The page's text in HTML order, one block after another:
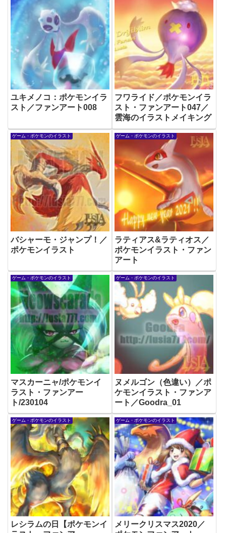
ユキメノコ：ポケモンイラ
スト／ファンアート008
フワライド／ポケモンイラ
スト・ファンアート047／
雲海のイラストメイキング
ゲーム・ポケモンのイラスト
バシャーモ・ジャンプ！／
ポケモンイラスト
ゲーム・ポケモンのイラスト
ラティアス&ラティオス／
ポケモンイラスト・ファン
アート
ゲーム・ポケモンのイラスト
マスカーニャ/ポケモンイ
ラスト・ファンアー
ト/230104
ゲーム・ポケモンのイラスト
ヌメルゴン（色違い）／ポ
ケモンイラスト・ファンア
ート／Goodra_01
ゲーム・ポケモンのイラスト
レシラムの日【ポケモンイ
ゲーム・ポケモンのイラスト
メリークリスマス2020／